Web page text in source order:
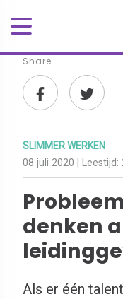
Share
SLIMMER WERKEN
08 juli 2020 | Leestijd:
denken
Als er één